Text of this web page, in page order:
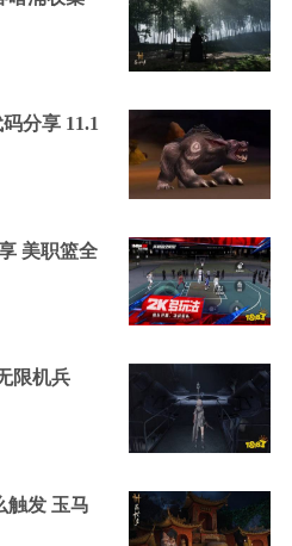
分享 11.1
美职篮全
限机兵
触发 玉马